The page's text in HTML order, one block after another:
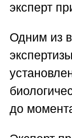
эксперт
Одним из
до